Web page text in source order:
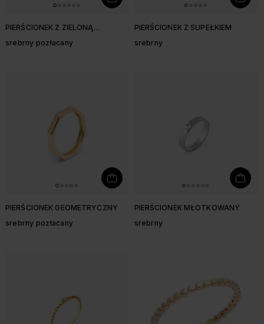
PIERŚCIONEK Z ZIELONĄ
srebrny pozłacany
PIERŚCIONEK Z SUPEŁKIEM
srebrny
PIERŚCIONEK GEOMETRYCZNY
srebrny pozłacany
PIERŚCIONEK MŁOTKOWANY
srebrny